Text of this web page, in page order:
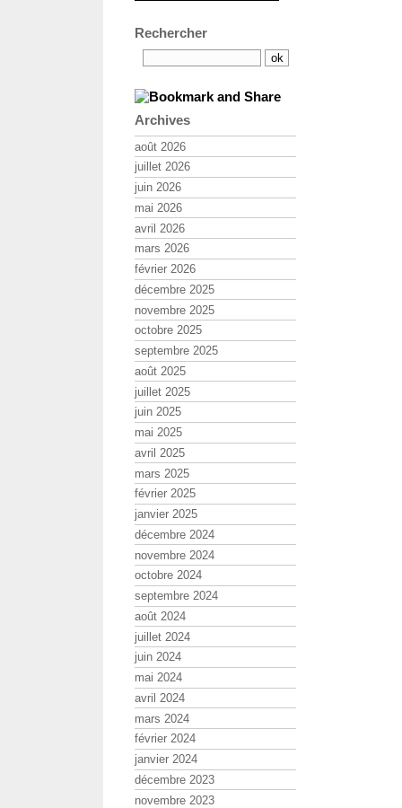
Rechercher
Archives
août 2026
juillet 2026
juin 2026
mai 2026
avril 2026
mars 2026
février 2026
décembre 2025
novembre 2025
octobre 2025
septembre 2025
août 2025
juillet 2025
juin 2025
mai 2025
avril 2025
mars 2025
février 2025
janvier 2025
décembre 2024
novembre 2024
octobre 2024
septembre 2024
août 2024
juillet 2024
juin 2024
mai 2024
avril 2024
mars 2024
février 2024
janvier 2024
décembre 2023
novembre 2023